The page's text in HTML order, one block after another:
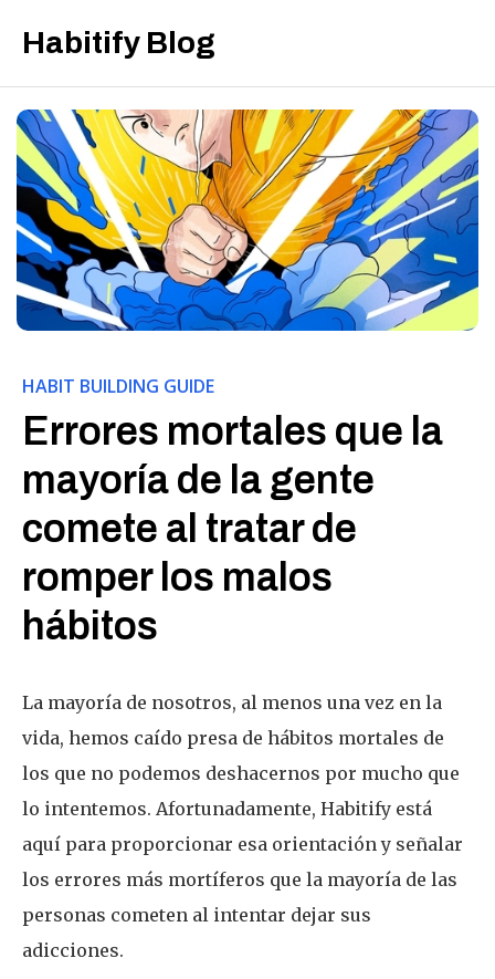
Habitify Blog
HABIT BUILDING GUIDE
Errores mortales que la
mayoría de la gente
comete al tratar de
romper los malos
hábitos
La mayoría de nosotros, al menos una vez en la
vida, hemos caído presa de hábitos mortales de
los que no podemos deshacernos por mucho que
lo intentemos. Afortunadamente, Habitify está
aquí para proporcionar esa orientación y señalar
los errores más mortíferos que la mayoría de las
personas cometen al intentar dejar sus
adicciones.